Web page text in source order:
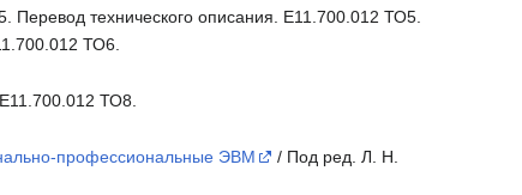
Перевод технического описания. Е11.700.012 ТО5.
ТО6.
ТО8.
профессиональные ЭВМ
/ Под ред. Л. Н.